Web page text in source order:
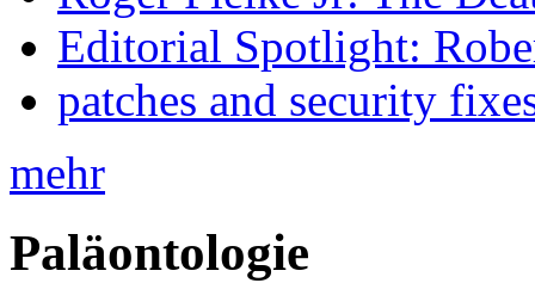
Editorial Spotlight:
patches and security
mehr
Paläontologie